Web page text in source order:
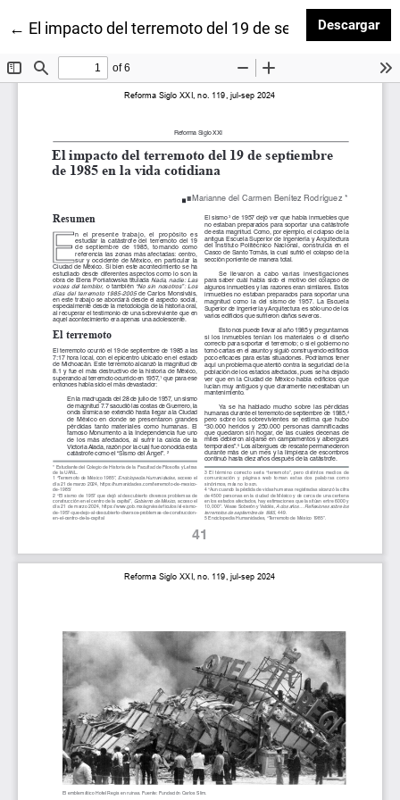
← Volver a los detalles del artículo
El impacto del terremoto del 19 de septiembre de
Descargar